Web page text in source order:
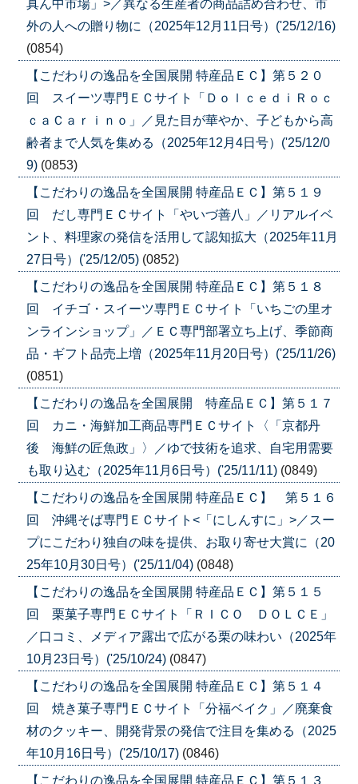
真ん中市場」>／異なる生産者の商品詰め合わせ、市
外の人への贈り物に（2025年12月11日号）('25/12/16)
(0854)
【こだわりの逸品を全国展開 特産品ＥＣ】第５２０
回 スイーツ専門ＥＣサイト「ＤｏｌｃｅｄｉＲｏｃ
ｃａＣａｒｉｎｏ」／見た目が華やか、子どもから高
齢者まで人気を集める（2025年12月4日号）('25/12/0
9) (0853)
【こだわりの逸品を全国展開 特産品ＥＣ】第５１９
回 だし専門ＥＣサイト「やいづ善八」／リアルイベ
ント、料理家の発信を活用して認知拡大（2025年11月
27日号）('25/12/05) (0852)
【こだわりの逸品を全国展開 特産品ＥＣ】第５１８
回 イチゴ・スイーツ専門ＥＣサイト「いちごの里オ
ンラインショップ」／ＥＣ専門部署立ち上げ、季節商
品・ギフト品売上増（2025年11月20日号）('25/11/26)
(0851)
【こだわりの逸品を全国展開 特産品ＥＣ】第５１７
回 カニ・海鮮加工商品専門ＥＣサイト〈「京都丹
後 海鮮の匠魚政」〉／ゆで技術を追求、自宅用需要
も取り込む（2025年11月6日号）('25/11/11) (0849)
【こだわりの逸品を全国展開 特産品ＥＣ】 第５１６
回 沖縄そば専門ＥＣサイト<「にしんすに」>／スー
プにこだわり独自の味を提供、お取り寄せ大賞に（20
25年10月30日号）('25/11/04) (0848)
【こだわりの逸品を全国展開 特産品ＥＣ】第５１５
回 栗菓子専門ＥＣサイト「ＲＩＣＯ ＤＯＬＣＥ」
／口コミ、メディア露出で広がる栗の味わい（2025年
10月23日号）('25/10/24) (0847)
【こだわりの逸品を全国展開 特産品ＥＣ】第５１４
回 焼き菓子専門ＥＣサイト「分福ベイク」／廃棄食
材のクッキー、開発背景の発信で注目を集める（2025
年10月16日号）('25/10/17) (0846)
【こだわりの逸品を全国展開 特産品ＥＣ】第５１３